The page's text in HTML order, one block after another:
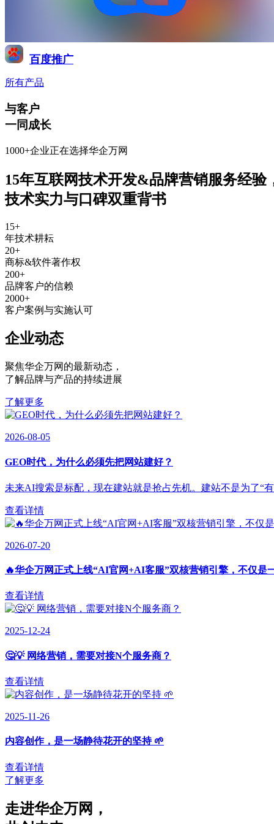
百度推广
所有产品
与客户
一同成长
1000+企业正在选择华企万网
15年互联网技术开发&品牌营销服务经验
技术实力与口碑双重背书
15+
年技术耕耘
20+
商标&软件著作权
200+
品牌客户的信赖
2000+
客户案例与实施认可
企业动态
聚焦华企万网的最新动态 ，
了解品牌与产品的持续进展
了解更多
2026-08-05
GEO时代，为什么必须先把网站建好？
未来AI搜索是标配，现在建站就是抢占先机。建站不是为了“
查看详情
2026-07-20
🔥华企万网正式上线“AI官网+AI客服”双核营销引擎，不仅是
查看详情
2025-12-24
🤔💡 网络营销，需要对接N个服务商？
查看详情
2025-11-26
内容创作，是一场静待花开的坚持 🌱
查看详情
了解更多
走进华企万网 ，